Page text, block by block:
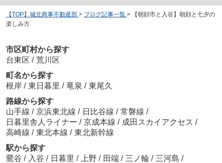
【TOP】城北商事不動産部 > ブログ記事一覧 >
【朝顔市と入谷】朝顔と七夕の
楽しみ方
市区町村から探す
台東区 / 荒川区
町名から探す
根岸 / 東日暮里 / 竜泉 / 東尾久
路線から探す
山手線 / 京浜東北線 / 日比谷線 / 常磐線 /
日暮里舎人ライナー / 京成本線 / 成田スカイアクセス /
高崎線 / 東北本線 / 東北新幹線
駅から探す
鶯谷 / 入谷 / 日暮里 / 上野 / 田端 / 三ノ輪 / 三河島 /